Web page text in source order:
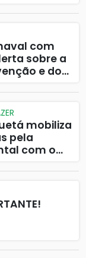
com
sobre a
e do
mobiliza
pela
com o